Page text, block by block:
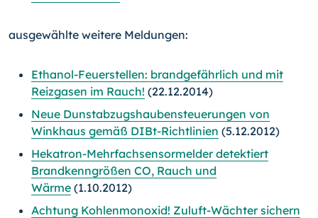
ausgewählte weitere Meldungen:
Ethanol-Feuerstellen: brandgefährlich und mit
Reizgasen im Rauch! (22.12.2014)
Neue Dunstabzugshaubensteuerungen von
Winkhaus gemäß DIBt-Richtlinien (5.12.2012)
Hekatron-Mehrfachsensormelder detektiert
Brandkenngrößen CO, Rauch und
Wärme (1.10.2012)
Achtung Kohlenmonoxid! Zuluft-Wächter sichern